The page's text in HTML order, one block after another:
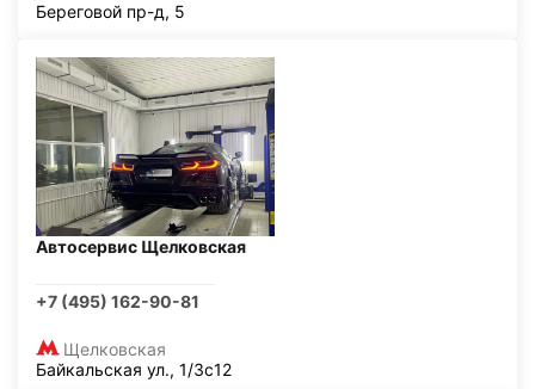
Береговой пр-д, 5
Автосервис Щелковская
+7 (495) 162-90-81
Щелковская
Байкальская ул., 1/3с12